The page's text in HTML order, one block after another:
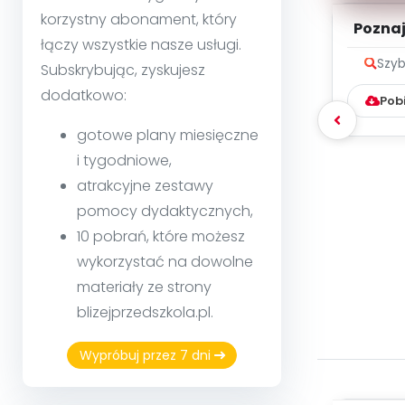
korzystny abonament, który
łączy wszystkie nasze usługi.
Subskrybując, zyskujesz
dodatkowo:
gotowe plany miesięczne
i tygodniowe,
atrakcyjne zestawy
pomocy dydaktycznych,
10 pobrań, które możesz
wykorzystać na dowolne
materiały ze strony
blizejprzedszkola.pl.
Wypróbuj przez 7 dni